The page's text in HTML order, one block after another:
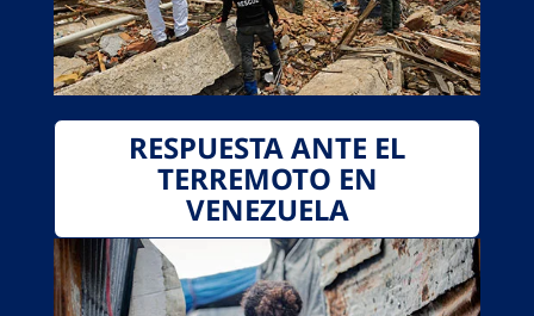
RESPUESTA ANTE EL
TERREMOTO EN
VENEZUELA